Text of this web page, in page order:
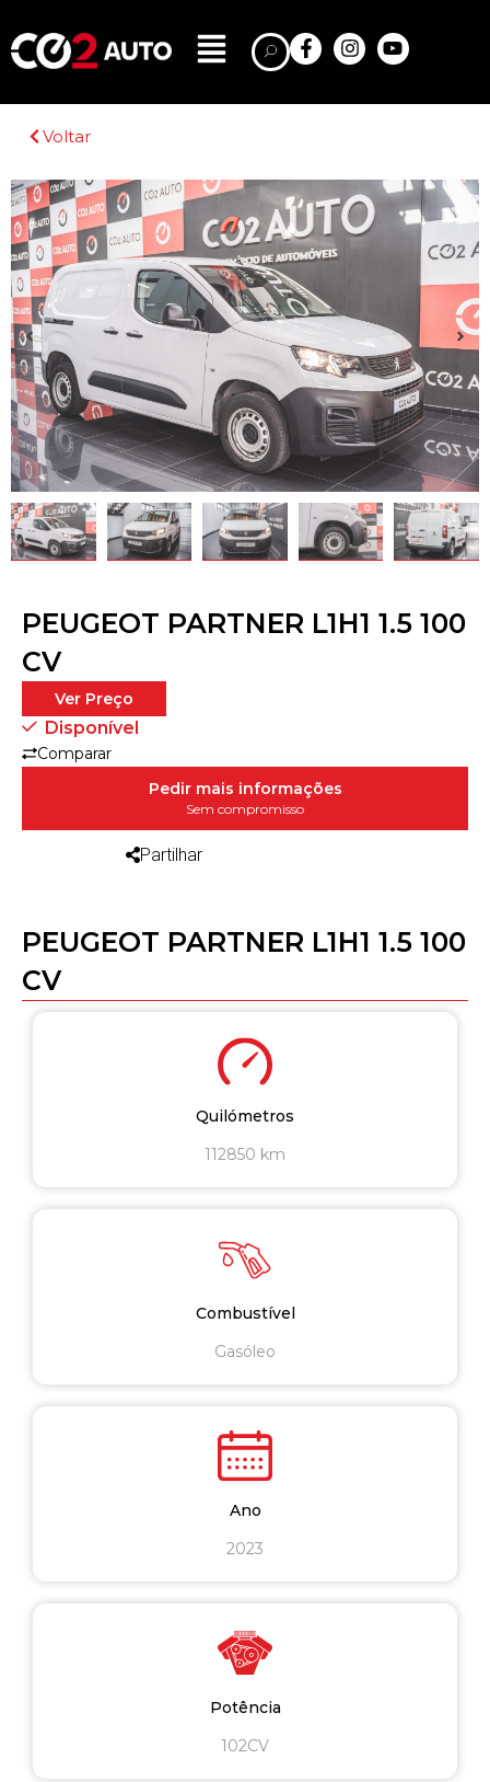
Voltar
PEUGEOT PARTNER L1H1 1.5 100
CV
Ver Preço
Disponível
Comparar
Pedir mais informações
Sem compromisso
Partilhar
PEUGEOT PARTNER L1H1 1.5 100
CV
Quilómetros
112850 km
Combustível
Gasóleo
Ano
2023
Potência
102CV